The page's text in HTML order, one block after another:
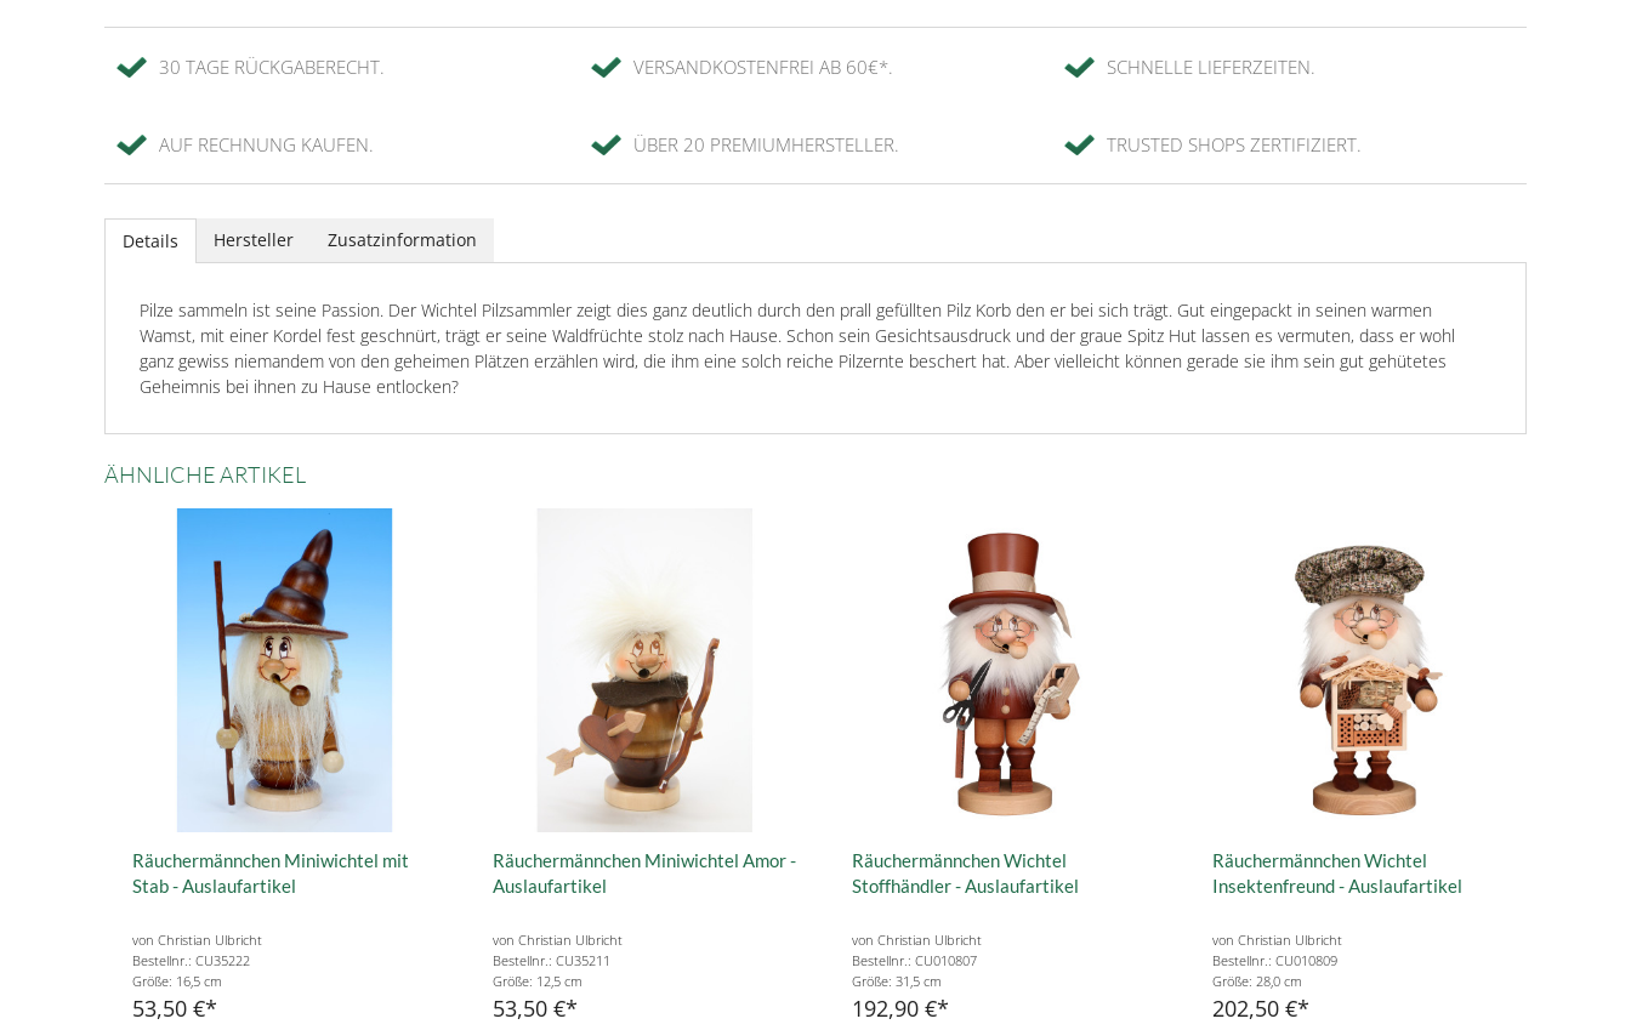
30 TAGE RÜCKGABERECHT. VERSANDKOSTENFREI AB 60€*. SCHNELLE LIEFERZEITEN.
AUF RECHNUNG KAUFEN. ÜBER 20 PREMIUMHERSTELLER. TRUSTED SHOPS ZERTIFIZIERT.
Details Hersteller Zusatzinformation
Pilze sammeln ist seine Passion. Der Wichtel Pilzsammler zeigt dies ganz deutlich durch den prall gefüllten Pilz Korb den er bei sich trägt. Gut eingepackt in seinen warmen
Wamst, mit einer Kordel fest geschnürt, trägt er seine Waldfrüchte stolz nach Hause. Schon sein Gesichtsausdruck und der graue Spitz Hut lassen es vermuten, dass er wohl
ganz gewiss niemandem von den geheimen Plätzen erzählen wird, die ihm eine solch reiche Pilzernte beschert hat. Aber vielleicht können gerade sie ihm sein gut gehütetes
Geheimnis bei ihnen zu Hause entlocken?
ÄHNLICHE ARTIKEL
Räuchermännchen Miniwichtel mit
Stab - Auslaufartikel
von Christian Ulbricht
Bestellnr.: CU35222
Größe: 16,5 cm
53,50 €
Räuchermännchen Miniwichtel Amor -
Auslaufartikel
von Christian Ulbricht
Bestellnr.: CU35211
Größe: 12,5 cm
53,50 €
Räuchermännchen Wichtel
Stoffhändler - Auslaufartikel
von Christian Ulbricht
Bestellnr.: CU010807
Größe: 31,5 cm
192,90 €
Räuchermännchen Wichtel
Insektenfreund - Auslaufartikel
von Christian Ulbricht
Bestellnr.: CU010809
Größe: 28,0 cm
202,50 €